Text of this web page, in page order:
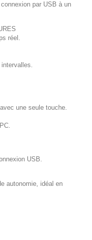
par USB à un
réel.
une seule touche.
USB.
autonomie, idéal en